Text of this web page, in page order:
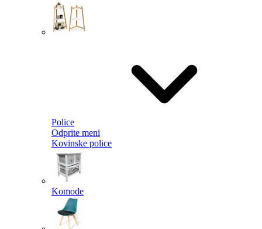
Police
Odprite meni
Kovinske police
Komode